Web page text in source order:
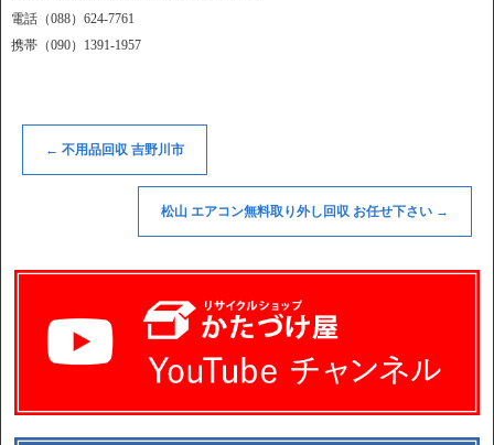
電話（088）624-7761
携帯（090）1391-1957
← 不用品回収 吉野川市
松山 エアコン無料取り外し回収 お任せ下さい →